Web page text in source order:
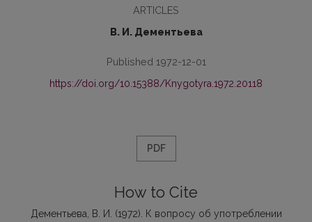
ARTICLES
В. И. Дементьева
Published 1972-12-01
https://doi.org/10.15388/Knygotyra.1972.20118
PDF
How to Cite
Дементьева, В. И. (1972). К вопросу об употреблении